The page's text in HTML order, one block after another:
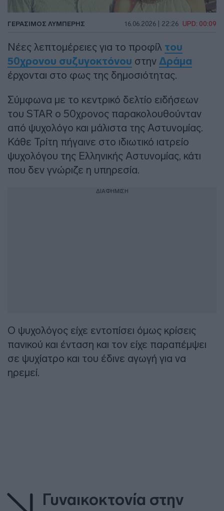
ΓΕΡΆΣΙΜΟΣ ΛΥΜΠΈΡΗΣ 16.06.2026 | 22:26 UPD: 00:09
Νέες λεπτομέρειες για το προφίλ του
50χρονου συζυγοκτόνου στην Δράμα
έρχονται στο φως της δημοσιότητας.
Σύμφωνα με το κεντρικό δελτίο ειδήσεων
του STAR ο 50χρονος παρακολουθούνταν
από ψυχολόγο και μάλιστα της Αστυνομίας.
Κάθε Τρίτη πήγαινε στο ιδιωτικό ιατρείο
ψυχολόγου της Ελληνικής Αστυνομίας, κάτι
που δεν γνώριζε η υπηρεσία.
ΔΙΑΦΗΜΙΣΗ
Ο ψυχολόγος είχε εντοπίσει όμως κρίσεις
πανικού και ένταση και τον είχε παραπέμψει
σε ψυχίατρο και του έδινε αγωγή για να
ηρεμεί.
Γυναικοκτονία στην